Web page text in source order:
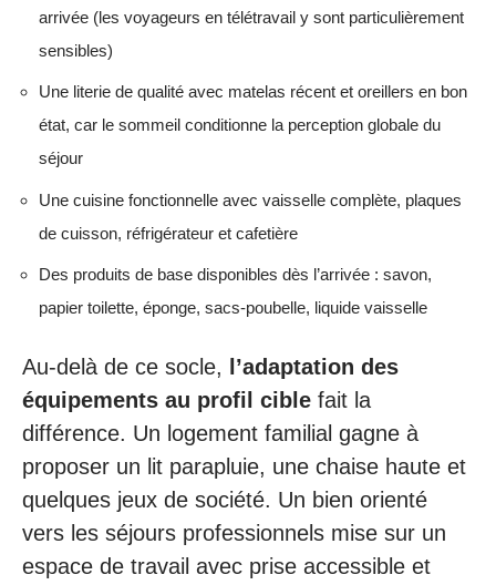
arrivée (les voyageurs en télétravail y sont particulièrement
sensibles)
Une literie de qualité avec matelas récent et oreillers en bon
état, car le sommeil conditionne la perception globale du
séjour
Une cuisine fonctionnelle avec vaisselle complète, plaques
de cuisson, réfrigérateur et cafetière
Des produits de base disponibles dès l’arrivée : savon,
papier toilette, éponge, sacs-poubelle, liquide vaisselle
Au-delà de ce socle,
l’adaptation des
équipements au profil cible fait la
différence. Un logement familial gagne à
proposer un lit parapluie, une chaise haute et
quelques jeux de société. Un bien orienté
vers les séjours professionnels mise sur un
espace de travail avec prise accessible et